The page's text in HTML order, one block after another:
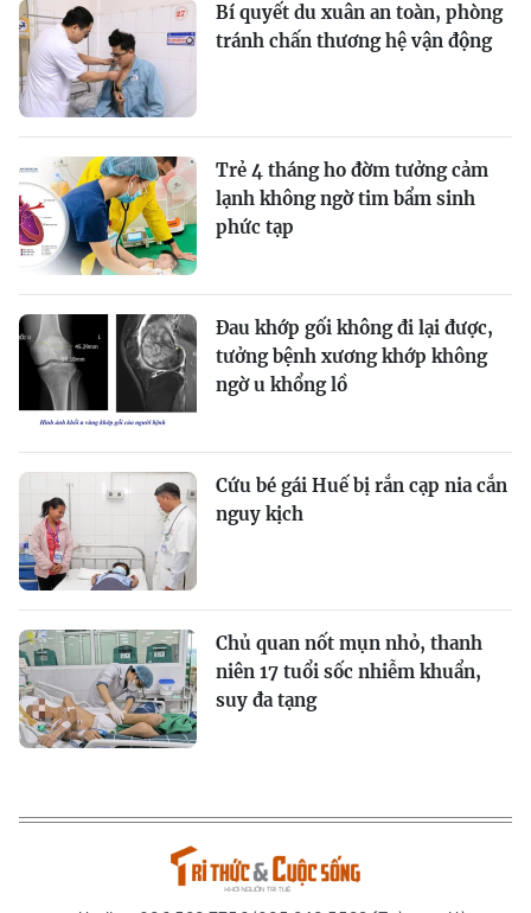
Bí quyết du xuân an toàn, phòng
tránh chấn thương hệ vận động
Trẻ 4 tháng ho đờm tưởng cảm
lạnh không ngờ tim bẩm sinh
phức tạp
Đau khớp gối không đi lại được,
tưởng bệnh xương khớp không
ngờ u khổng lồ
Cứu bé gái Huế bị rắn cạp nia cắn
nguy kịch
Chủ quan nốt mụn nhỏ, thanh
niên 17 tuổi sốc nhiễm khuẩn,
suy đa tạng